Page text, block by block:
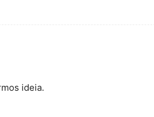
ideia.